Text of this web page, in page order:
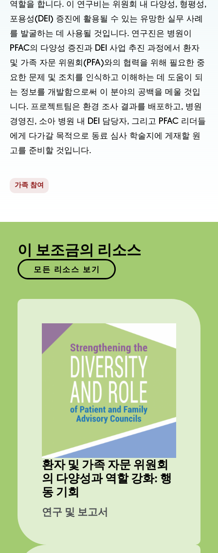
역할을 합니다. 이 연구비는 위원회 내 다양성, 형평성,
포용성(DEI) 증진에 활용될 수 있는 유망한 실무 사례
를 발굴하는 데 사용될 것입니다. 연구진은 병원이
PFAC의 다양성 증진과 DEI 사업 추진 과정에서 환자
및 가족 자문 위원회(PFA)와의 협력을 위해 필요한 중
요한 문제 및 조치를 인식하고 이해하는 데 도움이 되
는 정보를 개발함으로써 이 분야의 공백을 메울 것입
니다. 프로젝트팀은 환경 조사 결과를 배포하고, 병원
경영진, 소아 병원 내 DEI 담당자, 그리고 PFAC 리더들
에게 다가갈 목적으로 동료 심사 학술지에 게재할 원
고를 준비할 것입니다.
가족 참여
이 보조금의 리소스
모든 리소스 보기
환자 및 가족 자문 위원회
의 다양성과 역할 강화: 행
동 기회
연구 및 보고서